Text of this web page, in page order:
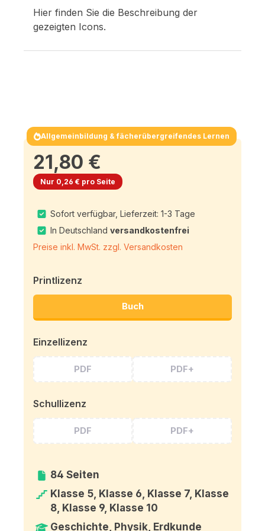
Hier finden Sie die Beschreibung der
gezeigten Icons.
Allgemeinbildung & fächerübergreifendes Lernen
21,80 €
Nur 0,26 € pro Seite
Sofort verfügbar, Lieferzeit: 1-3 Tage
In Deutschlandversandkostenfrei
Preise inkl. MwSt. zzgl. Versandkosten
Printlizenz
Buch
Einzellizenz
PDF PDF+
Schullizenz
PDF PDF+
84 Seiten
Klasse 5, Klasse 6, Klasse 7, Klasse
8, Klasse 9, Klasse 10
Geschichte, Physik, Erdkunde